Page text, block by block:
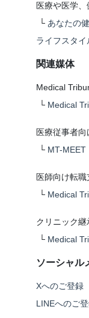
医療や医学
└ あなたの
ライフスタイ
関連媒体
Medical
└ Medical
医療従事者
└ MT-MEET
医師向け転職
└ Medical
クリニック継
└ Medical
ソーシャル
Xへのご登録
LINEへのご